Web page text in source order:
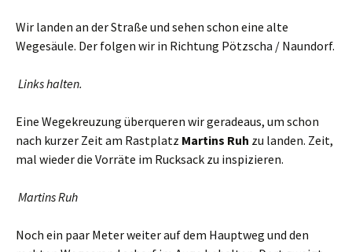
Wir landen an der Straße und sehen schon eine alte
Wegesäule. Der folgen wir in Richtung Pötzscha / Naundorf.
Links halten.
Eine Wegekreuzung überqueren wir geradeaus, um schon
nach kurzer Zeit am Rastplatz Martins Ruh zu landen. Zeit,
mal wieder die Vorräte im Rucksack zu inspizieren.
Martins Ruh
Noch ein paar Meter weiter auf dem Hauptweg und den